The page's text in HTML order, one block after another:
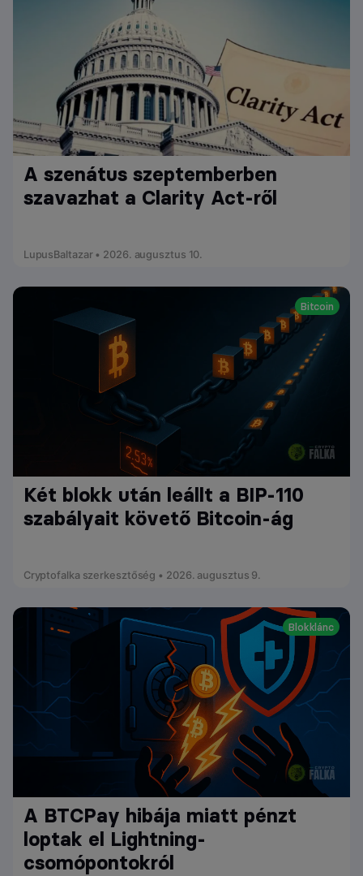
A szenátus szeptemberben
szavazhat a Clarity Act-ről
LupusBaltazar • 2026. augusztus 10.
Bitcoin
Két blokk után leállt a BIP-110
szabályait követő Bitcoin-ág
Cryptofalka szerkesztőség • 2026. augusztus 9.
Blokklánc
A BTCPay hibája miatt pénzt
loptak el Lightning-
csomópontokról